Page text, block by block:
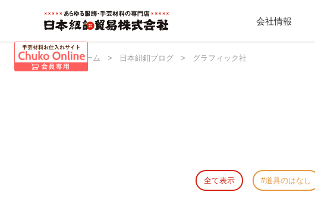
会社情報
日本紐釦 ホーム > 日本紐釦ブログ > グラフィック社
全て表示 道具のはなし